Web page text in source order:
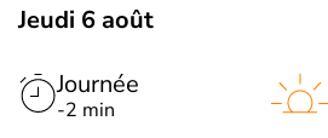
Jeudi 6 août
Journée
-2 min